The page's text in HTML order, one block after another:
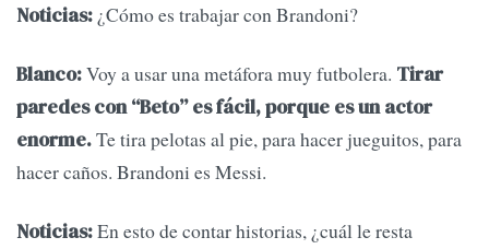
Noticias: ¿Cómo es trabajar con Brandoni?
Blanco:Voy a usar una metáfora muy futbolera. Tirar
paredes con “Beto” es fácil, porque es un actor
enorme.Te tira pelotas al pie, para hacer jueguitos, para
hacer caños. Brandoni es Messi.
Noticias:En esto de contar historias, ¿cuál le resta